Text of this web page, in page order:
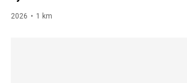
2026 1 km